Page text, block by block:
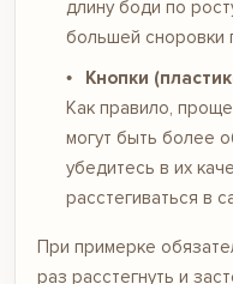
длину боди по
большей сноровки
Кнопки
Как правило,
могут быть более
убедитесь в их
расстегиваться в
При примерке
раз расстегнуть и